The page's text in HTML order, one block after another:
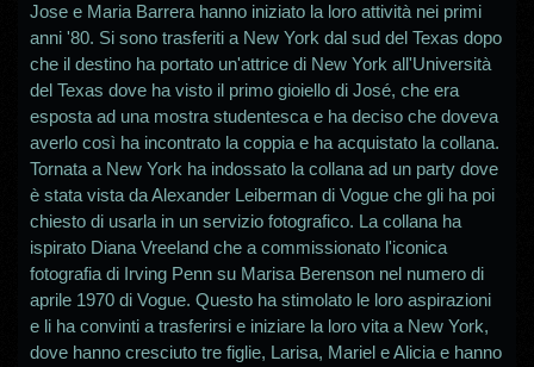
Jose e Maria Barrera hanno iniziato la loro attività nei primi
anni '80. Si sono trasferiti a New York dal sud del Texas dopo
che il destino ha portato un'attrice di New York all'Università
del Texas dove ha visto il primo gioiello di José, che era
esposta ad una mostra studentesca e ha deciso che doveva
averlo così ha incontrato la coppia e ha acquistato la collana.
Tornata a New York ha indossato la collana ad un party dove
è stata vista da Alexander Leiberman di Vogue che gli ha poi
chiesto di usarla in un servizio fotografico. La collana ha
ispirato Diana Vreeland che a commissionato l'iconica
fotografia di Irving Penn su Marisa Berenson nel numero di
aprile 1970 di Vogue. Questo ha stimolato le loro aspirazioni
e li ha convinti a trasferirsi e iniziare la loro vita a New York,
dove hanno cresciuto tre figlie, Larisa, Mariel e Alicia e hanno